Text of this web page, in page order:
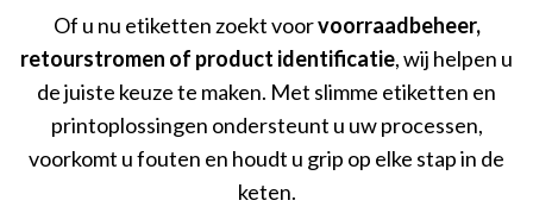
Of u nu etiketten zoekt voorvoorraadbeheer,
retourstromen of product identificatie, wij helpen u
de juiste keuze te maken. Met slimme etiketten en
printoplossingen ondersteunt u uw processen,
voorkomt u fouten en houdt u grip op elke stap in de
keten.